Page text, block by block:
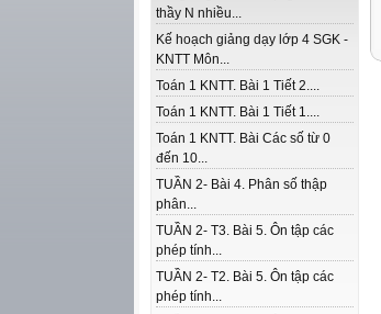
thầy N nhiều...
Kế hoạch giảng dạy lớp 4 SGK -
KNTT Môn...
Toán 1 KNTT. Bài 1 Tiết 2....
Toán 1 KNTT. Bài 1 Tiết 1....
Toán 1 KNTT. Bài Các số từ 0
đến 10...
TUẦN 2- Bài 4. Phân số thập
phân...
TUẦN 2- T3. Bài 5. Ôn tập các
phép tính...
TUẦN 2- T2. Bài 5. Ôn tập các
phép tính...